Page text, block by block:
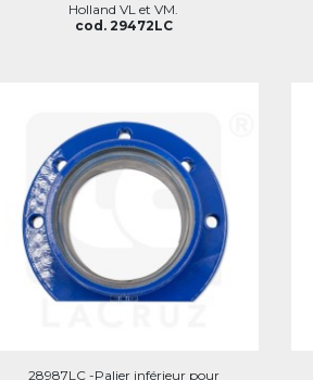
Holland VL et VM.
cod. 29472LC
28987LC -Palier inférieur pour